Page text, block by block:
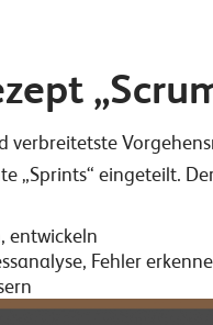
verbreitetste
„Sprints“ eingeteilt.
entwickeln
Fehler